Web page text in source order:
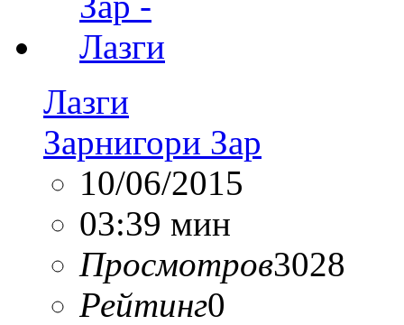
Лазги
Зарнигори Зар
10/06/2015
03:39 мин
Просмотров3028
Рейтинг0